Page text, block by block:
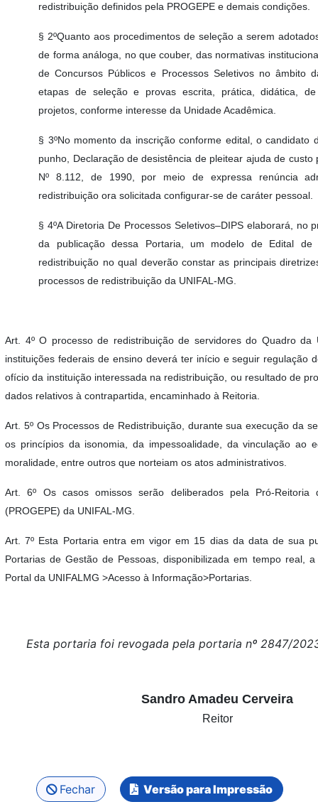
redistribuição definidos pela PROGEPE e demais condições.
§ 2ºQuanto aos procedimentos de seleção a serem
de forma análoga, no que couber, das normativas
de Concursos Públicos e Processos Seletivos no âmbito
etapas de seleção e provas escrita, prática, didática,
projetos, conforme interesse da Unidade Acadêmica.
§ 3ºNo momento da inscrição conforme edital, o candidato
punho, Declaração de desistência de pleitear ajuda de custo
Nº 8.112, de 1990, por meio de expressa renúncia
redistribuição ora solicitada configurar-se de caráter pessoal.
§ 4ºA Diretoria De Processos Seletivos–DIPS elaborará, no
da publicação dessa Portaria, um modelo de Edital de
redistribuição no qual deverão constar as principais
processos de redistribuição da UNIFAL-MG.
Art. 4º O processo de redistribuição de servidores do Quadro da
instituições federais de ensino deverá ter início e seguir regulação
ofício da instituição interessada na redistribuição, ou resultado de
dados relativos à contrapartida, encaminhado à Reitoria.
Art. 5º Os Processos de Redistribuição, durante sua execução da
os princípios da isonomia, da impessoalidade, da vinculação ao
moralidade, entre outros que norteiam os atos administrativos.
Art. 6º Os casos omissos serão deliberados pela Pró-Reitoria
(PROGEPE) da UNIFAL-MG.
Art. 7º Esta Portaria entra em vigor em 15 dias da data de sua
Portarias de Gestão de Pessoas, disponibilizada em tempo real,
Portal da UNIFALMG >Acesso à Informação>Portarias.
Esta portaria foi revogada pela portaria nº 2847/
Sandro Amadeu Cerveira
Reitor
Fechar Versão para Impressão